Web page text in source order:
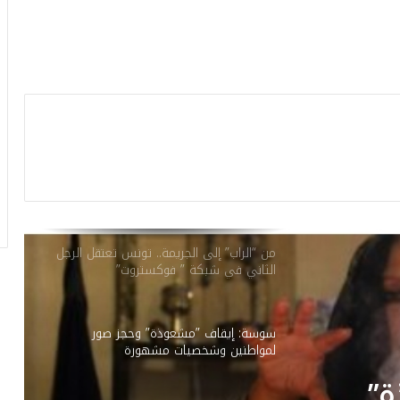
الثاني في شبكة ” فوكستروت”
سوسة: إيقاف ”مشعوذة” وحجز صور
لمواطنين وشخصيات مشهورة
تطورات في جريمة تطاوين الغامضة..بعد
مقتل الأم وابنتها..الابن يُسلم الروح